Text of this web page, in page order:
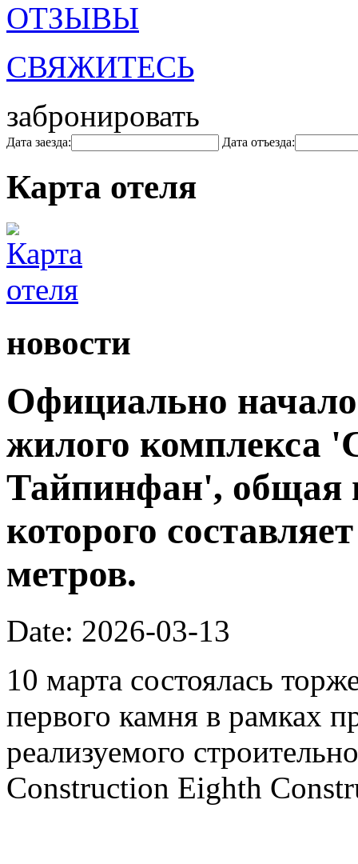
ОТЗЫВЫ
СВЯЖИТЕСЬ
забронировать
Дата заезда: Дата отъезда:
Карта отеля
новости
Официально
жилого комплекса
Тайпинфан', общая
которого
метров.
Date: 2026-03-13
10 марта состоялась
первого камня в рамках
реализуемого
Construction Eighth